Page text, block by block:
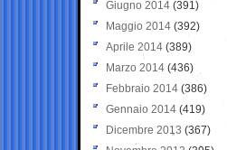
Giugno 2014 (391)
Maggio 2014 (392)
Aprile 2014 (389)
Marzo 2014 (436)
Febbraio 2014 (386)
Gennaio 2014 (419)
Dicembre 2013 (367)